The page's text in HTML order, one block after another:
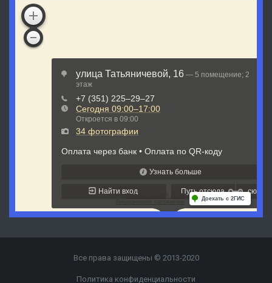
Все права защищены © 2013-2020
Политика конфиденциальности